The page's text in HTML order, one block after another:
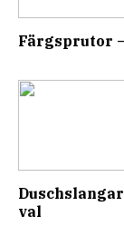
Färgsprutor
val